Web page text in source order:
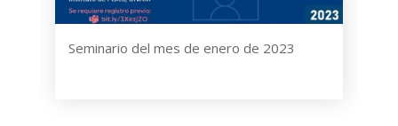
Seminario del mes de enero de 2023